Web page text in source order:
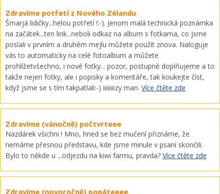
Zdravíme potřetí z Nového Zélandu
Šmarjá lidičky...helou potřetí !:-). Jenom malá technická poznámka
na začátek...ten link...neboli odkaz na album s fotkama, co jsme
poslali v prvním a druhém mejlu můžete použít znova. Naloguje
vás to automaticky na celé fotoalbum a můžete
prohlížetvšechno, i nové fotky... pozor, postupně doplňujeme a to
takže nejen fotky, ale i popisky a komentáře, tak koukejte číst,
když jsme se s tím takpatlali:-) iiiiiiiizy man. Více čtěte zde
Zdravíme (vánočně) počtvrteee
Nazdárek všichni ! Mno, hned se bez mučení přiznáme, že
nemáme přesnou představu, kde jsme minule v psaní skončili.
Bylo to někde u ...odjezdu na kiwi farmu, pravda? Více čtěte zde
Zdravíme (novoročně) popáteeee